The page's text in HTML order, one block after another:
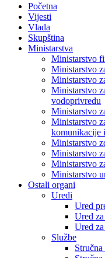
Početna
Vijesti
Vlada
Skupština
Ministarstva
Ministarstvo
Ministarstvo
Ministarstvo
Ministarstvo
vodoprivredu
Ministarstvo
Ministarstvo
komunikacije
Ministarstvo
Ministarstvo
Ministarstvo
Ministarstvo
Ostali organi
Uredi
Ured
Ured
Ured
Službe